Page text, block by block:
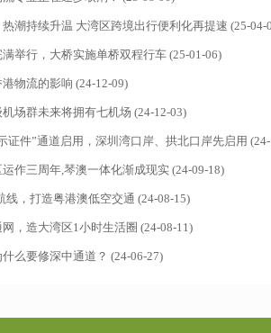
潮持续升温 大湾区跨境出行便利化再提速 (25-04-
举行，大桥实施单桥双程行车 (25-01-06)
物流的影响 (24-12-09)
场群未来将拥有七机场 (24-12-03)
证件”通道启用，深圳湾口岸、拱北口岸先启用
作三周年,琴澳一体化渐成现实 (24-09-18)
线，打造粤港澳低空交通 (24-08-15)
，造大湾区1小时生活圈 (24-08-11)
么要修深中通道？ (24-06-27)